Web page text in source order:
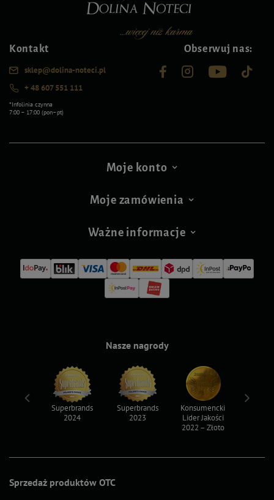
Kontakt
sklep@dolina-noteci.pl
+ 48 607 551 111
*Infolinia czynna
7:00 – 17:00 (pon–pt)
Obserwuj nas:
Moje konto
Moje zamówienia
Ważne informacje
Sprzedaż produktów OTC
Nasze nagrody
Superbrands
2024
Superbrands
2023
Konsumencki
Lider Jakości
2022 – Złoto